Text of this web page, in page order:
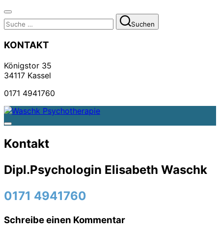
Navigation
umschalten
Suchen
nach:
Suchen
KONTAKT
Königstor 35
34117 Kassel
0171 4941760
Zum
Inhalt
Seitenleiste
Navigation
umschalten
Kontakt
Dipl.Psychologin Elisabeth Waschk
0171 4941760
Schreibe einen Kommentar